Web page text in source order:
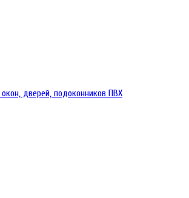
дверей, подоконников ПВХ